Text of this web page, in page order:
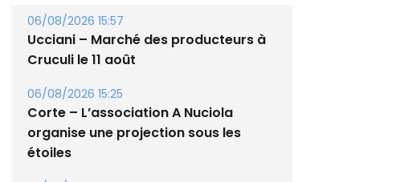
Les brèves
06/08/2026 15:57
Cruculi le 11 août
06/08/2026 15:25
Corte – L’association A Nuciola